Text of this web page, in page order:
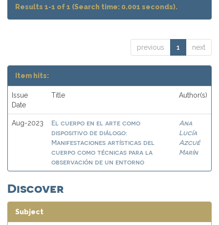
Results 1-1 of 1 (Search time: 0.001 seconds).
previous 1 next
Item hits:
Issue
Date
Title Author(s)
Aug-2023
El cuerpo en el arte como
dispositivo de diálogo:
Manifestaciones artísticas del
cuerpo como técnicas para la
observación de un entorno
Ana
Lucía
Azcué
Marín
Discover
Subject